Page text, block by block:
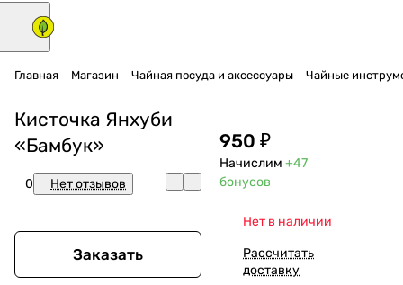
Главная Магазин Чайная посуда и аксессуары Чайные
Кисточка Янхуби
«Бамбук»
0 Нет отзывов
Заказать
950 ₽
Начислим +47
бонусов
Нет в наличии
Рассчитать
доставку